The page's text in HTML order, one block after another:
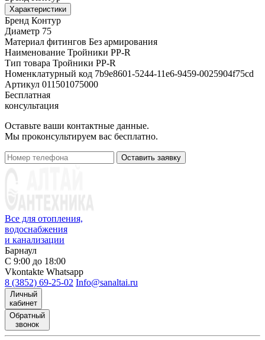
Характеристики
Бренд Контур
Диаметр 75
Материал фитингов Без армирования
Наименование Тройники PP-R
Тип товара Тройники PP-R
Номенклатурный код 7b9e8601-5244-11e6-9459-0025904f75cd
Артикул 011501075000
Бесплатная
консультация
Оставьте ваши контактные данные.
Мы проконсультируем вас бесплатно.
Оставить заявку
Все для отопления,
водоснабжения
и канализации
Барнаул
С 9:00 до 18:00
Vkontakte Whatsapp
8 (3852) 69-25-02 Info@sanaltai.ru
Личный
кабинет
Обратный
звонок